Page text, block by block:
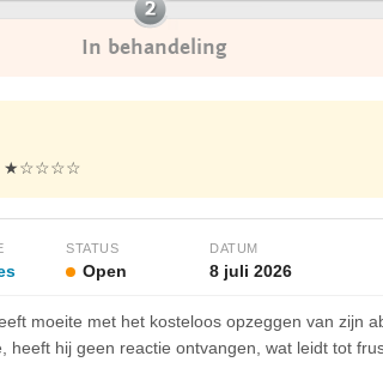
In behandeling
★☆☆☆☆
STATUS
Open
DATUM
8 juli 2026
moeite met het kosteloos opzeggen van zijn
heeft hij geen reactie ontvangen, wat leidt tot